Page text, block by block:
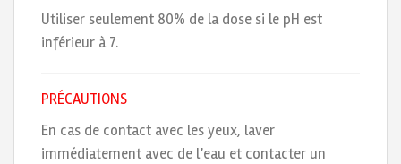
Utiliser seulement 80% de la dose si le pH est
inférieur à 7.
PRÉCAUTIONS
En cas de contact avec les yeux, laver
immédiatement avec de l’eau et contacter un